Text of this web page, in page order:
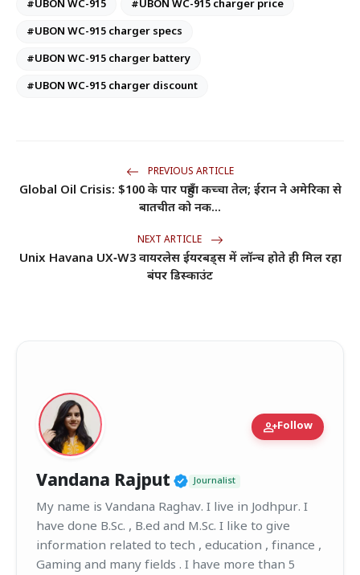
#UBON WC-915
#UBON WC-915 charger price
#UBON WC-915 charger specs
#UBON WC-915 charger battery
#UBON WC-915 charger discount
PREVIOUS ARTICLE
Global Oil Crisis: $100 के पार पहुँचा कच्चा तेल; ईरान ने अमेरिका से
बातचीत को नक...
NEXT ARTICLE
Unix Havana UX‑W3 वायरलेस ईयरबड्स में लॉन्च होते ही मिल रहा
बंपर डिस्काउंट
person_addFollow
Vandana Rajput Verified Public
Journalist
My name is Vandana Raghav. I live in Jodhpur. I
have done B.Sc. , B.ed and M.Sc. I like to give
information related to tech , education , finance ,
Gaming and many fields . I have more than 5